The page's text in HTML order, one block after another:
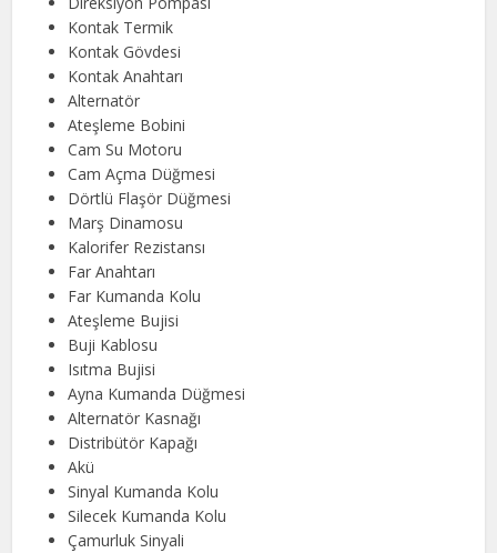
Kontak Termik
Kontak Gövdesi
Kontak Anahtarı
Alternatör
Ateşleme Bobini
Cam Su Motoru
Cam Açma Düğmesi
Dörtlü Flaşör Düğmesi
Marş Dinamosu
Kalorifer Rezistansı
Far Anahtarı
Far Kumanda Kolu
Ateşleme Bujisi
Buji Kablosu
Isıtma Bujisi
Ayna Kumanda Düğmesi
Alternatör Kasnağı
Distribütör Kapağı
Akü
Sinyal Kumanda Kolu
Silecek Kumanda Kolu
Çamurluk Sinyali